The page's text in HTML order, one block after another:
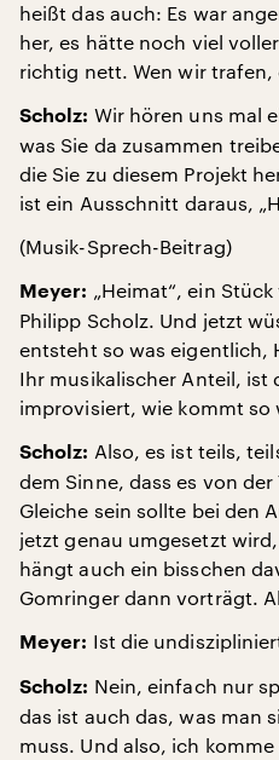
heißt das auch: Es war
her, es hätte noch viel
richtig nett. Wen wir
Scholz: Wir hören uns mal
was Sie da zusammen
die Sie zu diesem Projekt
ist ein Ausschnitt daraus,
(Musik-Sprech-Beitrag)
Meyer: „Heimat“, ein
Philipp Scholz. Und jetzt
entsteht so was eigentlich,
Ihr musikalischer Anteil,
improvisiert, wie kommt so
Scholz: Also, es ist teils,
dem Sinne, dass es von
Gleiche sein sollte bei den
jetzt genau umgesetzt
hängt auch ein bisschen
Gomringer dann vorträgt.
Meyer: Ist die
Scholz: Nein, einfach nur
das ist auch das, was man
muss. Und also, ich